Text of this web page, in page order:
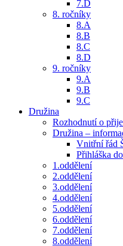
7.D
8. ročníky
8.A
8.B
8.C
8.D
9. ročníky
9.A
9.B
9.C
Družina
Rozhodnutí o
Družina –
Vnitřní řád
Přihláška
1.oddělení
2.oddělení
3.oddělení
4.oddělení
5.oddělení
6.oddělení
7.oddělení
8.oddělení